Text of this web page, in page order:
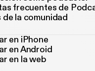
frecuentes de
de la comunidad
en iPhone
en Android
en la web